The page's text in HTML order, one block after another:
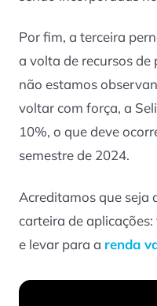
Por fim, a terceira
a volta de recursos de
não estamos
voltar com força, a
10%, o que deve
semestre de 2024.
Acreditamos que seja
carteira de
e levar para a renda